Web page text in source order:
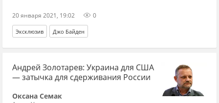
20 января 2021, 19:02 0
Эксклюзив Джо Байден
Андрей Золотарев: Украина для США
— затычка для сдерживания России
Оксана Семак